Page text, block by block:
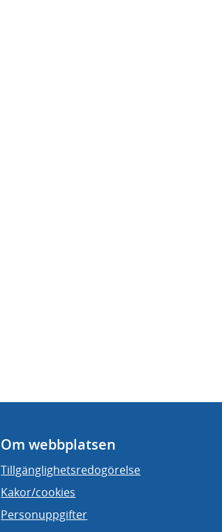
Om webbplatsen
Tillgänglighetsredogörelse
Kakor/cookies
Personuppgifter